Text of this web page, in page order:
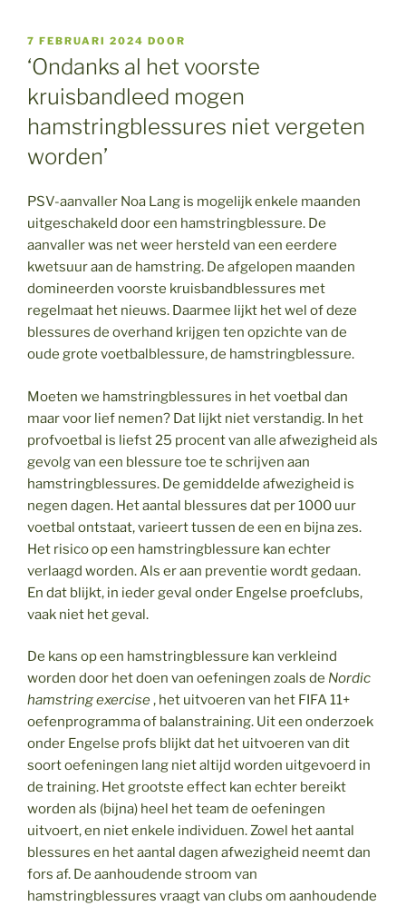
GEPLAATST
OP
7 FEBRUARI 2024 DOOR
‘Ondanks al het voorste
kruisbandleed mogen
hamstringblessures niet vergeten
worden’
PSV-aanvaller Noa Lang is mogelijk enkele maanden
uitgeschakeld door een hamstringblessure. De
aanvaller was net weer hersteld van een eerdere
kwetsuur aan de hamstring. De afgelopen maanden
domineerden voorste kruisbandblessures met
regelmaat het nieuws. Daarmee lijkt het wel of deze
blessures de overhand krijgen ten opzichte van de
oude grote voetbalblessure, de hamstringblessure.
Moeten we hamstringblessures in het voetbal dan
maar voor lief nemen? Dat lijkt niet verstandig. In het
profvoetbal is liefst 25 procent van alle afwezigheid als
gevolg van een blessure toe te schrijven aan
hamstringblessures. De gemiddelde afwezigheid is
negen dagen. Het aantal blessures dat per 1000 uur
voetbal ontstaat, varieert tussen de een en bijna zes.
Het risico op een hamstringblessure kan echter
verlaagd worden. Als er aan preventie wordt gedaan.
En dat blijkt, in ieder geval onder Engelse proefclubs,
vaak niet het geval.
De kans op een hamstringblessure kan verkleind
worden door het doen van oefeningen zoals de Nordic
hamstring exercise, het uitvoeren van het FIFA 11+
oefenprogramma of balanstraining. Uit een onderzoek
onder Engelse profs blijkt dat het uitvoeren van dit
soort oefeningen lang niet altijd worden uitgevoerd in
de training. Het grootste effect kan echter bereikt
worden als (bijna) heel het team de oefeningen
uitvoert, en niet enkele individuen. Zowel het aantal
blessures en het aantal dagen afwezigheid neemt dan
fors af. De aanhoudende stroom van
hamstringblessures vraagt van clubs om aanhoudende